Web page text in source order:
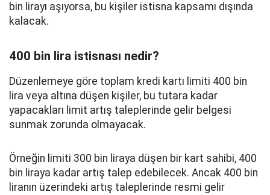
bin lirayı aşıyorsa, bu kişiler istisna kapsamı dışında
kalacak.
400 bin lira istisnası nedir?
Düzenlemeye göre toplam kredi kartı limiti 400 bin
lira veya altına düşen kişiler, bu tutara kadar
yapacakları limit artış taleplerinde gelir belgesi
sunmak zorunda olmayacak.
Örneğin limiti 300 bin liraya düşen bir kart sahibi, 400
bin liraya kadar artış talep edebilecek. Ancak 400 bin
liranın üzerindeki artış taleplerinde resmi gelir